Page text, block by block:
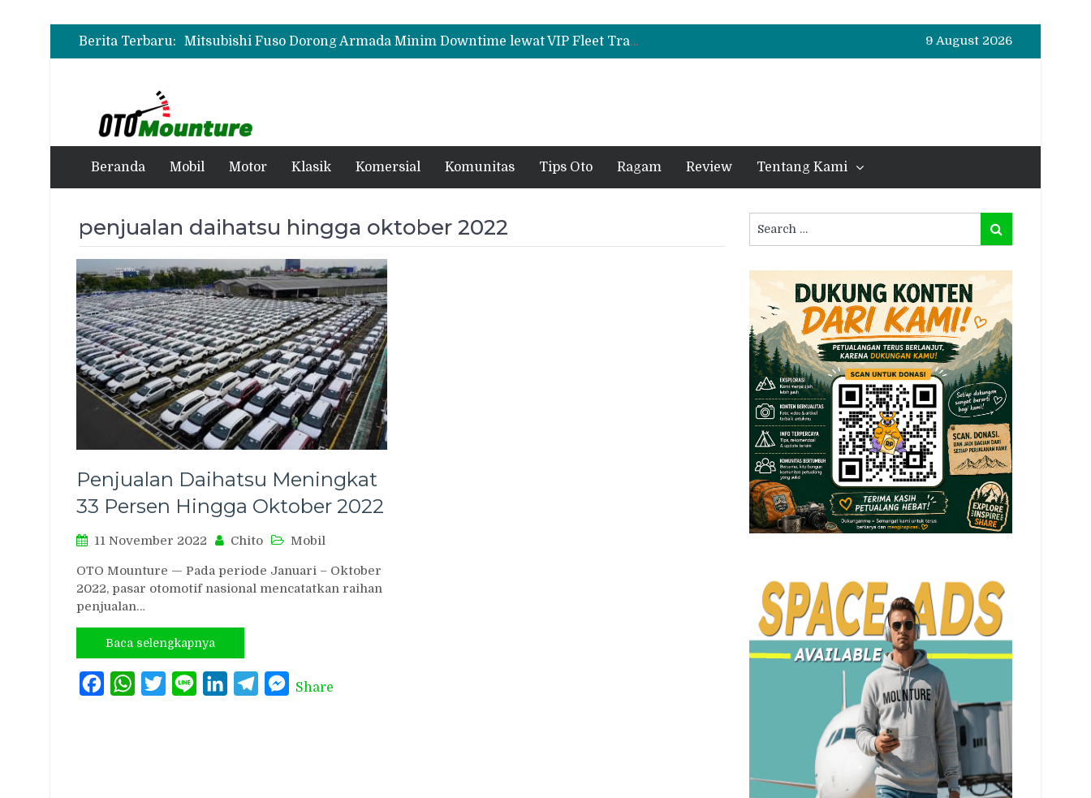
Berita Terbaru:
Suzuki Ertiga Hybrid Cruise di GIIAS 2026, MPV 7 Penumpang yang Tawarkan Efisiensi dan Kemewahan
Mitsubishi Fuso Dorong Armada Minim Downtime lewat VIP Fleet Training 2026
Mitsubishi Fuso eCanter Melaju di Bisnis Logistik, Fastana Jadi Pengguna Baru
9 August 2026
Beranda Mobil Motor Klasik Komersial Komunitas Tips Oto Ragam Review Tentang Kami
penjualan daihatsu hingga oktober 2022
Penjualan Daihatsu Meningkat
33 Persen Hingga Oktober 2022
11 November 2022 Chito Mobil
OTO Mounture — Pada periode Januari – Oktober
2022, pasar otomotif nasional mencatatkan raihan
penjualan…
Baca selengkapnya
FacebookWhatsAppTwitterLine LinkedInTelegramMessenger
Share
for:
Search